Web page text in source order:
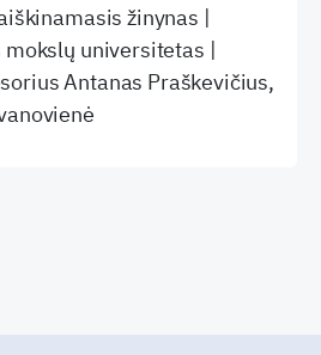
žinynas |
universitetas |
Antanas Praškevičius,